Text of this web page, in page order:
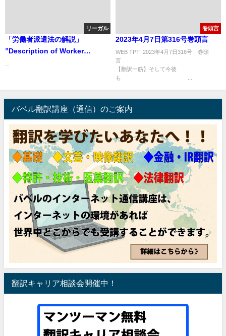
リーガル
「労働者派遣法の解説」
”Description of Worker
巻頭言
2023年4月7日第316号巻頭言
WEB TPT 2023年4月7日316号 巻頭
【翻訳一筋】そして今後
も ...
バベル翻訳講座（通信）のご案内
翻訳キャリア相談会開催中！